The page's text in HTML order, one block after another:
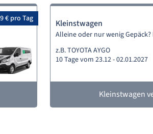
€ pro Tag Kleinstwagen
Alleine oder nur wenig
z.B. TOYOTA AYGO
10 Tage vom 23.12 - 02.01.2027
Kleinstwagen